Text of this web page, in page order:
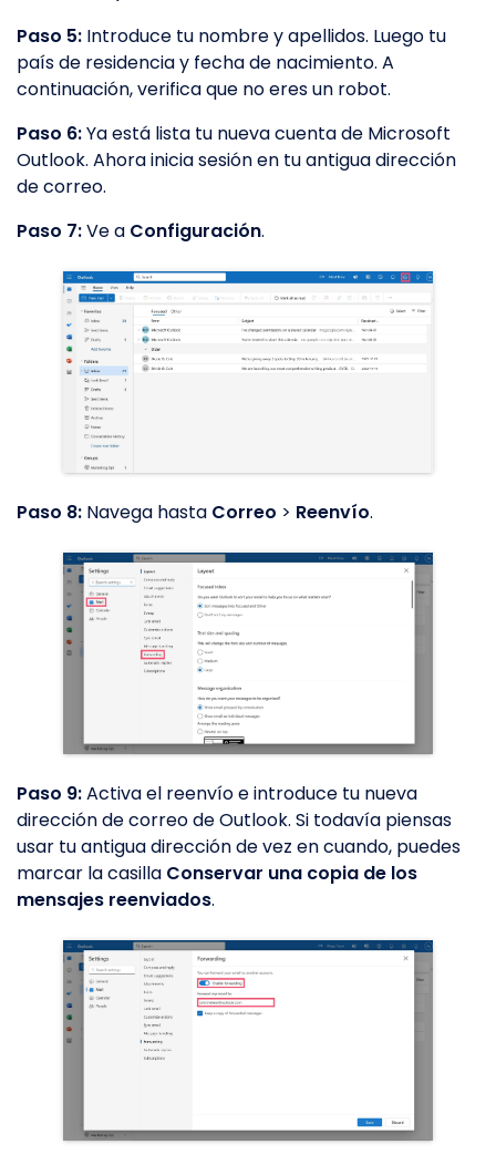
Paso 5: Introduce tu nombre y apellidos. Luego tu
país de residencia y fecha de nacimiento. A
continuación, verifica que no eres un robot.
Paso 6:Ya está lista tu nueva cuenta de Microsoft
Outlook. Ahora inicia sesión en tu antigua dirección
de correo.
Paso 7:Ve a Configuración.
Paso 8: Navega hasta Correo > Reenvío.
Paso 9:Activa el reenvío e introduce tu nueva
dirección de correo de Outlook. Si todavía piensas
usar tu antigua dirección de vez en cuando, puedes
marcar la casilla Conservar una copia de los
mensajes reenviados.